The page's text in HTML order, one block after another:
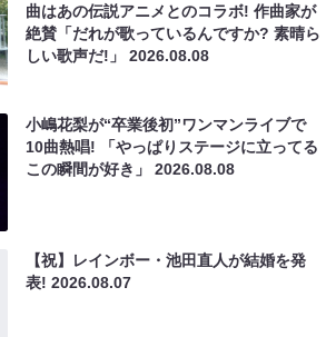
曲はあの伝説アニメとのコラボ! 作曲家が
絶賛「だれが歌っているんですか? 素晴ら
しい歌声だ!」2026.08.08
小嶋花梨が“卒業後初”ワンマンライブで
10曲熱唱! 「やっぱりステージに立ってる
この瞬間が好き」2026.08.08
【祝】レインボー・池田直人が結婚を発
表!2026.08.07